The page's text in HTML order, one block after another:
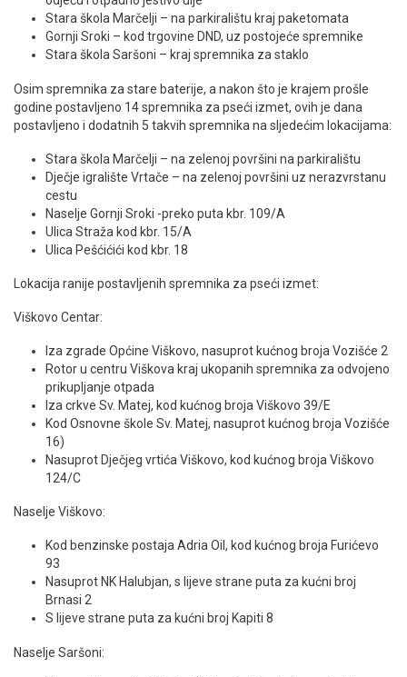
Stara škola Marčelji – na parkiralištu kraj paketomata
Gornji Sroki – kod trgovine DND, uz postojeće spremnike
Stara škola Saršoni – kraj spremnika za staklo
Osim spremnika za stare baterije, a nakon što je krajem prošle
godine postavljeno 14 spremnika za pseći izmet, ovih je dana
postavljeno i dodatnih 5 takvih spremnika na sljedećim lokacijama:
Stara škola Marčelji – na zelenoj površini na parkiralištu
Dječje igralište Vrtače – na zelenoj površini uz nerazvrstanu
cestu
Naselje Gornji Sroki -preko puta kbr. 109/A
Ulica Straža kod kbr. 15/A
Ulica Pešćićići kod kbr. 18
Lokacija ranije postavljenih spremnika za pseći izmet:
Viškovo Centar:
Iza zgrade Općine Viškovo, nasuprot kućnog broja Vozišće 2
Rotor u centru Viškova kraj ukopanih spremnika za odvojeno
prikupljanje otpada
Iza crkve Sv. Matej, kod kućnog broja Viškovo 39/E
Kod Osnovne škole Sv. Matej, nasuprot kućnog broja Vozišće
16)
Nasuprot Dječjeg vrtića Viškovo, kod kućnog broja Viškovo
124/C
Naselje Viškovo:
Kod benzinske postaja Adria Oil, kod kućnog broja Furićevo
93
Nasuprot NK Halubjan, s lijeve strane puta za kućni broj
Brnasi 2
S lijeve strane puta za kućni broj Kapiti 8
Naselje Saršoni: